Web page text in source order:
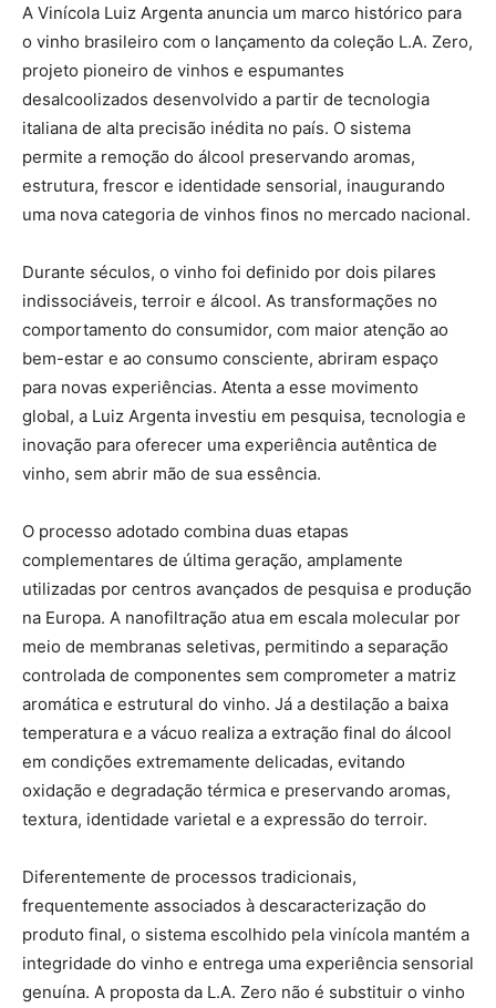
A Vinícola Luiz Argenta anuncia um marco histórico para
o vinho brasileiro com o lançamento da coleção L.A. Zero,
projeto pioneiro de vinhos e espumantes
desalcoolizados desenvolvido a partir de tecnologia
italiana de alta precisão inédita no país. O sistema
permite a remoção do álcool preservando aromas,
estrutura, frescor e identidade sensorial, inaugurando
uma nova categoria de vinhos finos no mercado nacional.
Durante séculos, o vinho foi definido por dois pilares
indissociáveis, terroir e álcool. As transformações no
comportamento do consumidor, com maior atenção ao
bem-estar e ao consumo consciente, abriram espaço
para novas experiências. Atenta a esse movimento
global, a Luiz Argenta investiu em pesquisa, tecnologia e
inovação para oferecer uma experiência autêntica de
vinho, sem abrir mão de sua essência.
O processo adotado combina duas etapas
complementares de última geração, amplamente
utilizadas por centros avançados de pesquisa e produção
na Europa. A nanofiltração atua em escala molecular por
meio de membranas seletivas, permitindo a separação
controlada de componentes sem comprometer a matriz
aromática e estrutural do vinho. Já a destilação a baixa
temperatura e a vácuo realiza a extração final do álcool
em condições extremamente delicadas, evitando
oxidação e degradação térmica e preservando aromas,
textura, identidade varietal e a expressão do terroir.
Diferentemente de processos tradicionais,
frequentemente associados à descaracterização do
produto final, o sistema escolhido pela vinícola mantém a
integridade do vinho e entrega uma experiência sensorial
genuína. A proposta da L.A. Zero não é substituir o vinho